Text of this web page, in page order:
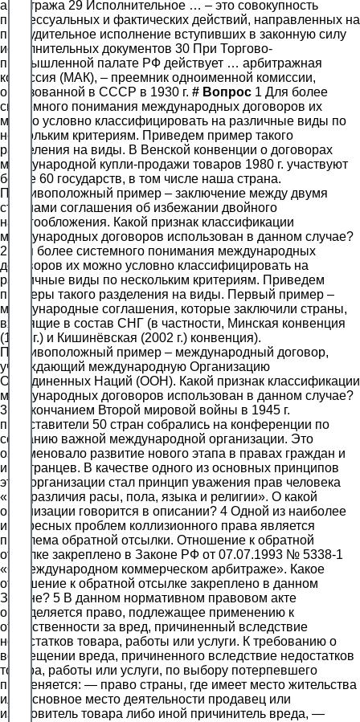
арбитража 29 Исполнительное … – это совокупность
процессуальных и фактических действий, направленных на
принудительное исполнение вступивших в законную силу
исполнительных документов 30 При Торгово-
промышленной палате РФ действует … арбитражная
комиссия (МАК), – преемник одноименной комиссии,
образованной в СССР в 1930 г. # Вопрос 1 Для более
системного понимания международных договоров их
можно условно классифицировать на различные виды по
нескольким критериям. Приведем пример такого
разделения на виды. В Венской конвенции о договорах
международной купли-продажи товаров 1980 г. участвуют
более 60 государств, в том числе наша страна.
Противоположный пример – заключение между двумя
странами соглашения об избежании двойного
налогообложения. Какой признак классификации
международных договоров использован в данном случае?
2 Для более системного понимания международных
договоров их можно условно классифицировать на
различные виды по нескольким критериям. Приведем
примеры такого разделения на виды. Первый пример –
международные соглашения, которые заключили страны,
входящие в состав СНГ (в частности, Минская конвенция
(1993г.) и Кишинёвская (2002 г.) конвенция).
Противоположный пример – международный договор,
учреждающий международную Организацию
Объединенных Наций (ООН). Какой признак классификации
международных договоров использован в данном случае?
3 С окончанием Второй мировой войны в 1945 г.
представители 50 стран собрались на конференции по
созданию важной международной организации. Это
ознаменовало развитие нового этапа в правах граждан и
иностранцев. В качестве одного из основных принципов
этой организации стал принцип уважения прав человека
«без различия расы, пола, языка и религии». О какой
организации говорится в описании? 4 Одной из наиболее
интересных проблем коллизионного права является
проблема обратной отсылки. Отношение к обратной
отсылке закреплено в Законе РФ от 07.07.1993 № 5338-1
«О международном коммерческом арбитраже». Какое
отношение к обратной отсылке закреплено в данном
Законе? 5 В данном нормативном правовом акте
определяется право, подлежащее применению к
ответственности за вред, причиненный вследствие
недостатков товара, работы или услуги. К требованию о
возмещении вреда, причиненного вследствие недостатков
товара, работы или услуги, по выбору потерпевшего
применяется: — право страны, где имеет место жительства
или основное место деятельности продавец или
изготовитель товара либо иной причинитель вреда, —